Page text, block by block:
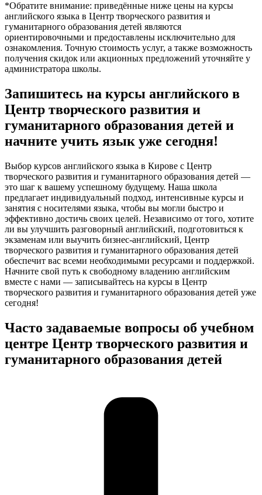
*Обратите внимание: приведённые ниже цены на курсы
английского языка в Центр творческого развития и
гуманитарного образования детей являются
ориентировочными и предоставлены исключительно для
ознакомления. Точную стоимость услуг, а также возможность
получения скидок или акционных предложений уточняйте у
администратора школы.
Запишитесь на курсы английского в
Центр творческого развития и
гуманитарного образования детей и
начните учить язык уже сегодня!
Выбор курсов английского языка в Кирове с Центр
творческого развития и гуманитарного образования детей —
это шаг к вашему успешному будущему. Наша школа
предлагает индивидуальный подход, интенсивные курсы и
занятия с носителями языка, чтобы вы могли быстро и
эффективно достичь своих целей. Независимо от того, хотите
ли вы улучшить разговорный английский, подготовиться к
экзаменам или выучить бизнес-английский, Центр
творческого развития и гуманитарного образования детей
обеспечит вас всеми необходимыми ресурсами и поддержкой.
Начните свой путь к свободному владению английским
вместе с нами — записывайтесь на курсы в Центр
творческого развития и гуманитарного образования детей уже
сегодня!
Часто задаваемые вопросы об учебном
центре Центр творческого развития и
гуманитарного образования детей